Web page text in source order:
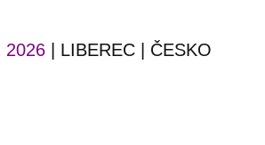
2026 | LIBEREC | ČESKO